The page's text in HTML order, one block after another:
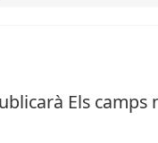
Els camps